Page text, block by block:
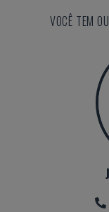
VOCÊ TEM